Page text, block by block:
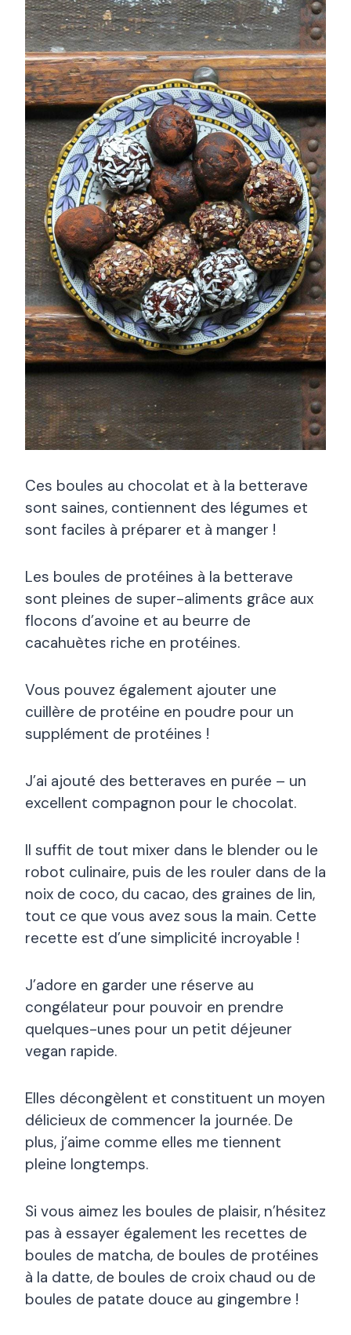
Ces boules au chocolat et à la betterave
sont saines, contiennent des légumes et
sont faciles à préparer et à manger !
Les boules de protéines à la betterave
sont pleines de super-aliments grâce aux
flocons d’avoine et au beurre de
cacahuètes riche en protéines.
Vous pouvez également ajouter une
cuillère de protéine en poudre pour un
supplément de protéines !
J’ai ajouté des betteraves en purée – un
excellent compagnon pour le chocolat.
Il suffit de tout mixer dans le blender ou le
robot culinaire, puis de les rouler dans de la
noix de coco, du cacao, des graines de lin,
tout ce que vous avez sous la main. Cette
recette est d’une simplicité incroyable !
J’adore en garder une réserve au
congélateur pour pouvoir en prendre
quelques-unes pour un petit déjeuner
vegan rapide.
Elles décongèlent et constituent un moyen
délicieux de commencer la journée. De
plus, j’aime comme elles me tiennent
pleine longtemps.
Si vous aimez les boules de plaisir, n’hésitez
pas à essayer également les recettes de
boules de matcha, de boules de protéines
à la datte, de boules de croix chaud ou de
boules de patate douce au gingembre !